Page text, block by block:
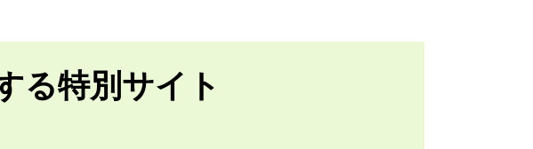
る特別サイト